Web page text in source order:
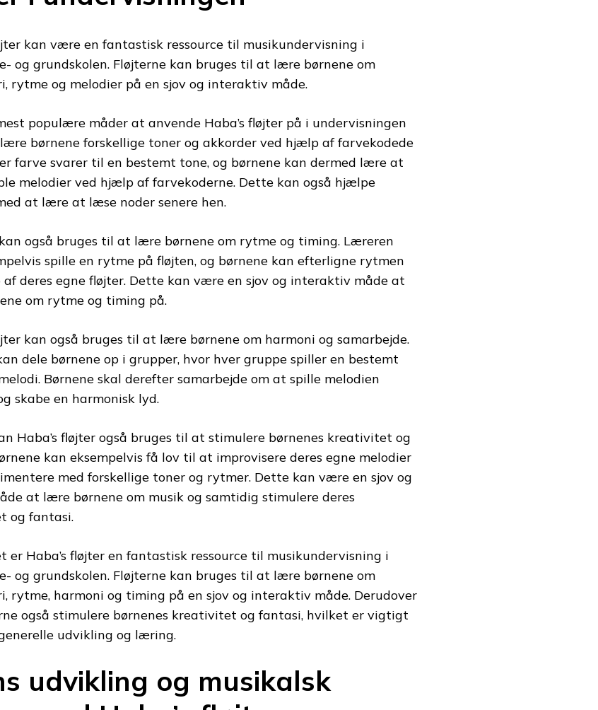
kan være en fantastisk ressource til musikundervisning i
og grundskolen. Fløjterne kan bruges til at lære børnene om
rytme og melodier på en sjov og interaktiv måde.
populære måder at anvende Haba’s fløjter på i undervisningen
børnene forskellige toner og akkorder ved hjælp af farvekodede
farve svarer til en bestemt tone, og børnene kan dermed lære at
melodier ved hjælp af farvekoderne. Dette kan også hjælpe
at lære at læse noder senere hen.
også bruges til at lære børnene om rytme og timing. Læreren
spille en rytme på fløjten, og børnene kan efterligne rytmen
deres egne fløjter. Dette kan være en sjov og interaktiv måde at
om rytme og timing på.
kan også bruges til at lære børnene om harmoni og samarbejde.
dele børnene op i grupper, hvor hver gruppe spiller en bestemt
Børnene skal derefter samarbejde om at spille melodien
skabe en harmonisk lyd.
Haba’s fløjter også bruges til at stimulere børnenes kreativitet og
kan eksempelvis få lov til at improvisere deres egne melodier
med forskellige toner og rytmer. Dette kan være en sjov og
at lære børnene om musik og samtidig stimulere deres
og fantasi.
er Haba’s fløjter en fantastisk ressource til musikundervisning i
og grundskolen. Fløjterne kan bruges til at lære børnene om
rytme, harmoni og timing på en sjov og interaktiv måde. Derudover
også stimulere børnenes kreativitet og fantasi, hvilket er vigtigt
udvikling og læring.
udvikling og musikalsk